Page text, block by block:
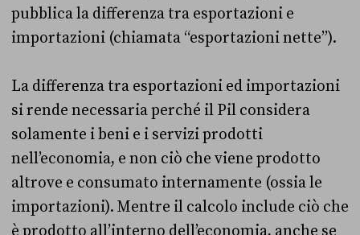
pubblica la differenza tra esportazioni e
importazioni (chiamata “esportazioni nette”).
La differenza tra esportazioni ed importazioni
si rende necessaria perché il Pil considera
solamente i beni e i servizi prodotti
nell’economia, e non ciò che viene prodotto
altrove e consumato internamente (ossia le
importazioni). Mentre il calcolo include ciò che
è prodotto all’interno dell’economia, anche se